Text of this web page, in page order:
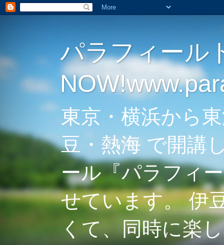
パラフィール
東京・横浜から
豆・熱海 で開講
ール『パラフィ
せています。 伊
くて、同時に楽